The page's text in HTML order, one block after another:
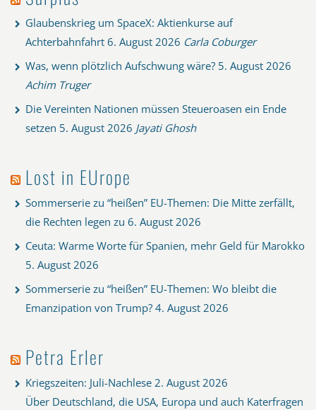
Glaubenskrieg um SpaceX: Aktienkurse auf
Achterbahnfahrt 6. August 2026 Carla Coburger
Was, wenn plötzlich Aufschwung wäre? 5. August 2026
Achim Truger
Die Vereinten Nationen müssen Steueroasen ein Ende
setzen 5. August 2026 Jayati Ghosh
Lost in EUrope
Sommerserie zu “heißen” EU-Themen: Die Mitte zerfällt,
die Rechten legen zu 6. August 2026
Ceuta: Warme Worte für Spanien, mehr Geld für Marokko
5. August 2026
Sommerserie zu “heißen” EU-Themen: Wo bleibt die
Emanzipation von Trump? 4. August 2026
Petra Erler
Kriegszeiten: Juli-Nachlese 2. August 2026
Über Deutschland, die USA, Europa und auch Katerfragen